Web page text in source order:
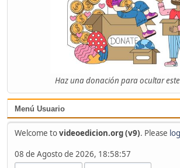
Haz una donación para ocultar
Menú Usuario
Welcome tovideoedicion.org (v9). Please
08 de Agosto de 2026, 18:58:57